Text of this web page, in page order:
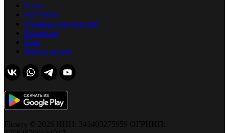
О нас
Контакты
Отзывы покупателей
Вакансии
Блог
Цветы оптом
Flowry © 2026 ИНН: 341403275959 ОГРНИП: